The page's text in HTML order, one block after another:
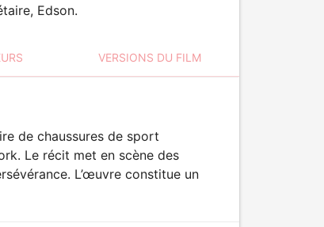
Edson.
VERSIONS DU FILM
de chaussures de sport
Le récit met en scène des
L’œuvre constitue un